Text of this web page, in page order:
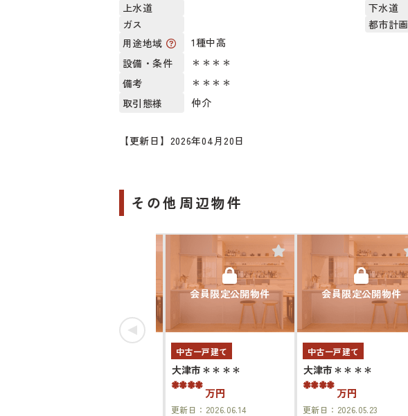
上水道
下水道
ガス
都市計画
用途地域
1種中高
設備・条件
＊＊＊＊
備考
＊＊＊＊
取引態様
仲介
【更新日】2026年04月20日
その他周辺物件
会員限定公開物件
中古一戸建て
大津市＊＊＊＊
****万円
更新日： 2026.06.14
会員限定公開物件
中古一戸建て
大津市＊＊＊＊
****万円
更新日： 2026.05.23